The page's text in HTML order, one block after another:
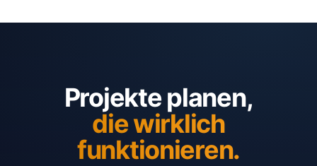
Projekte planen,
die wirklich
funktionieren.